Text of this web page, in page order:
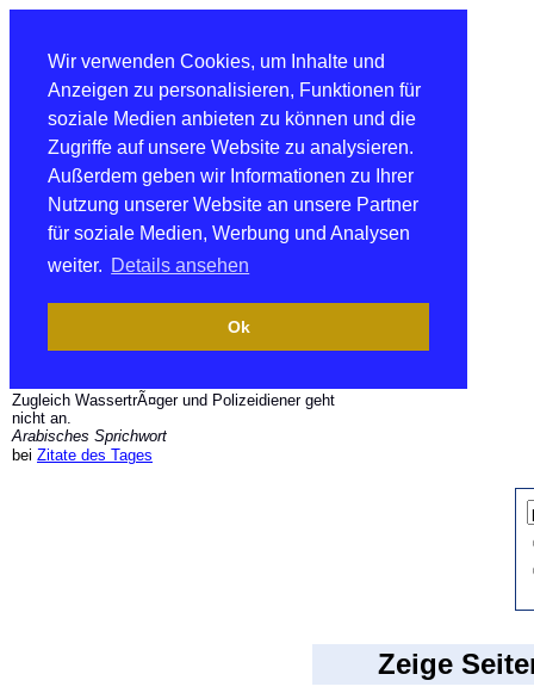
Wir verwenden Cookies, um Inhalte und
Anzeigen zu personalisieren, Funktionen für
soziale Medien anbieten zu können und die
Zugriffe auf unsere Website zu analysieren.
Außerdem geben wir Informationen zu Ihrer
Nutzung unserer Website an unsere Partner
für soziale Medien, Werbung und Analysen
weiter. Details ansehen
Ok
Zugleich WassertrÃ¤ger und Polizeidiener geht
nicht an.
Arabisches Sprichwort
bei Zitate des Tages
Zeige